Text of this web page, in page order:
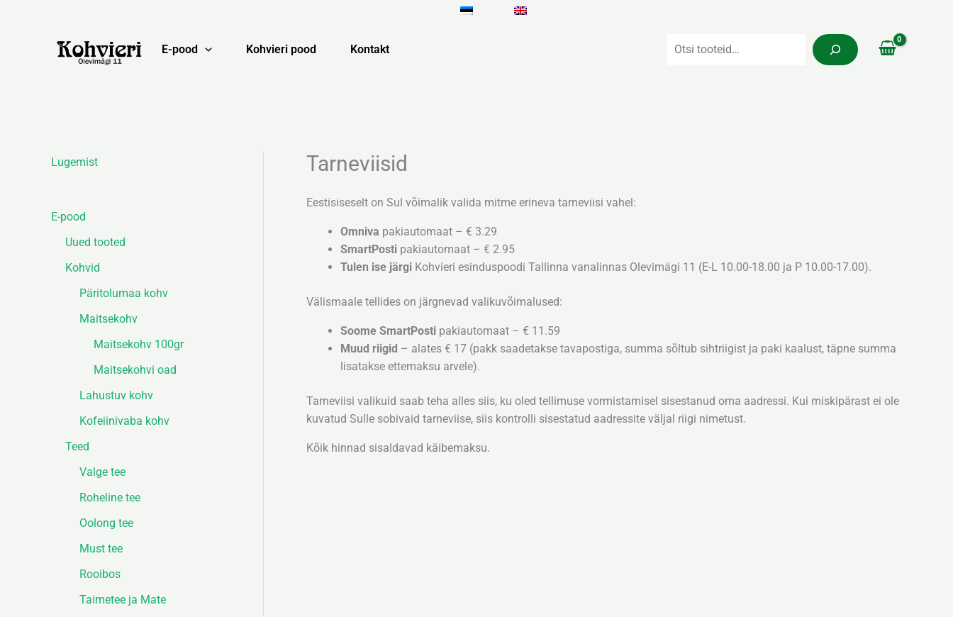
E-pood Kohvieri pood Kontakt
Lugemist
E-pood
Uued tooted
Kohvid
Päritolumaa kohv
Maitsekohv
Maitsekohv 100gr
Maitsekohvi oad
Lahustuv kohv
Kofeiinivaba kohv
Teed
Valge tee
Roheline tee
Oolong tee
Must tee
Rooibos
Taimetee ja Mate
Tarneviisid
Eestisiseselt on Sul võimalik valida mitme erineva tarneviisi vahel:
Omniva pakiautomaat – € 3.29
SmartPosti pakiautomaat – € 2.95
Tulen ise järgi Kohvieri esinduspoodi Tallinna vanalinnas Olevimägi 11 (E-L 10.00-18.00 ja P 10.00-17.00).
Välismaale tellides on järgnevad valikuvõimalused:
Soome SmartPosti pakiautomaat – € 11.59
Muud riigid – alates € 17 (pakk saadetakse tavapostiga, summa sõltub sihtriigist ja paki kaalust, täpne summa
lisatakse ettemaksu arvele).
Tarneviisi valikuid saab teha alles siis, ku oled tellimuse vormistamisel sisestanud oma aadressi. Kui miskipärast ei ole
kuvatud Sulle sobivaid tarneviise, siis kontrolli sisestatud aadressite väljal riigi nimetust.
Kõik hinnad sisaldavad käibemaksu.